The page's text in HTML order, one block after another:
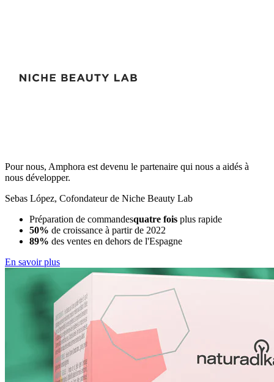
Pour nous, Amphora est devenu le partenaire qui nous a aidés à
nous développer.
Sebas López, Cofondateur de Niche Beauty Lab
Préparation de commandesquatre fois plus rapide
50% de croissance à partir de 2022
89% des ventes en dehors de l'Espagne
En savoir plus